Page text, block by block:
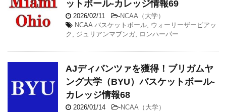
ットボール-カレッジ情報69
2026/02/11 -NCAA（大学）
NCAA バスケットボール, ウォーリーザービアッ
ク , ジュリアンマブンガ, ロンハーパー
AJディバンツァを獲得！ブリガムヤ
ング大学（BYU）バスケットボール-
カレッジ情報68
2026/01/14 -NCAA（大学）